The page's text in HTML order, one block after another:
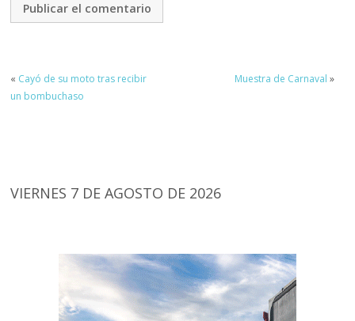
« Cayó de su moto tras recibir
un bombuchaso
Muestra de Carnaval »
VIERNES 7 DE AGOSTO DE 2026